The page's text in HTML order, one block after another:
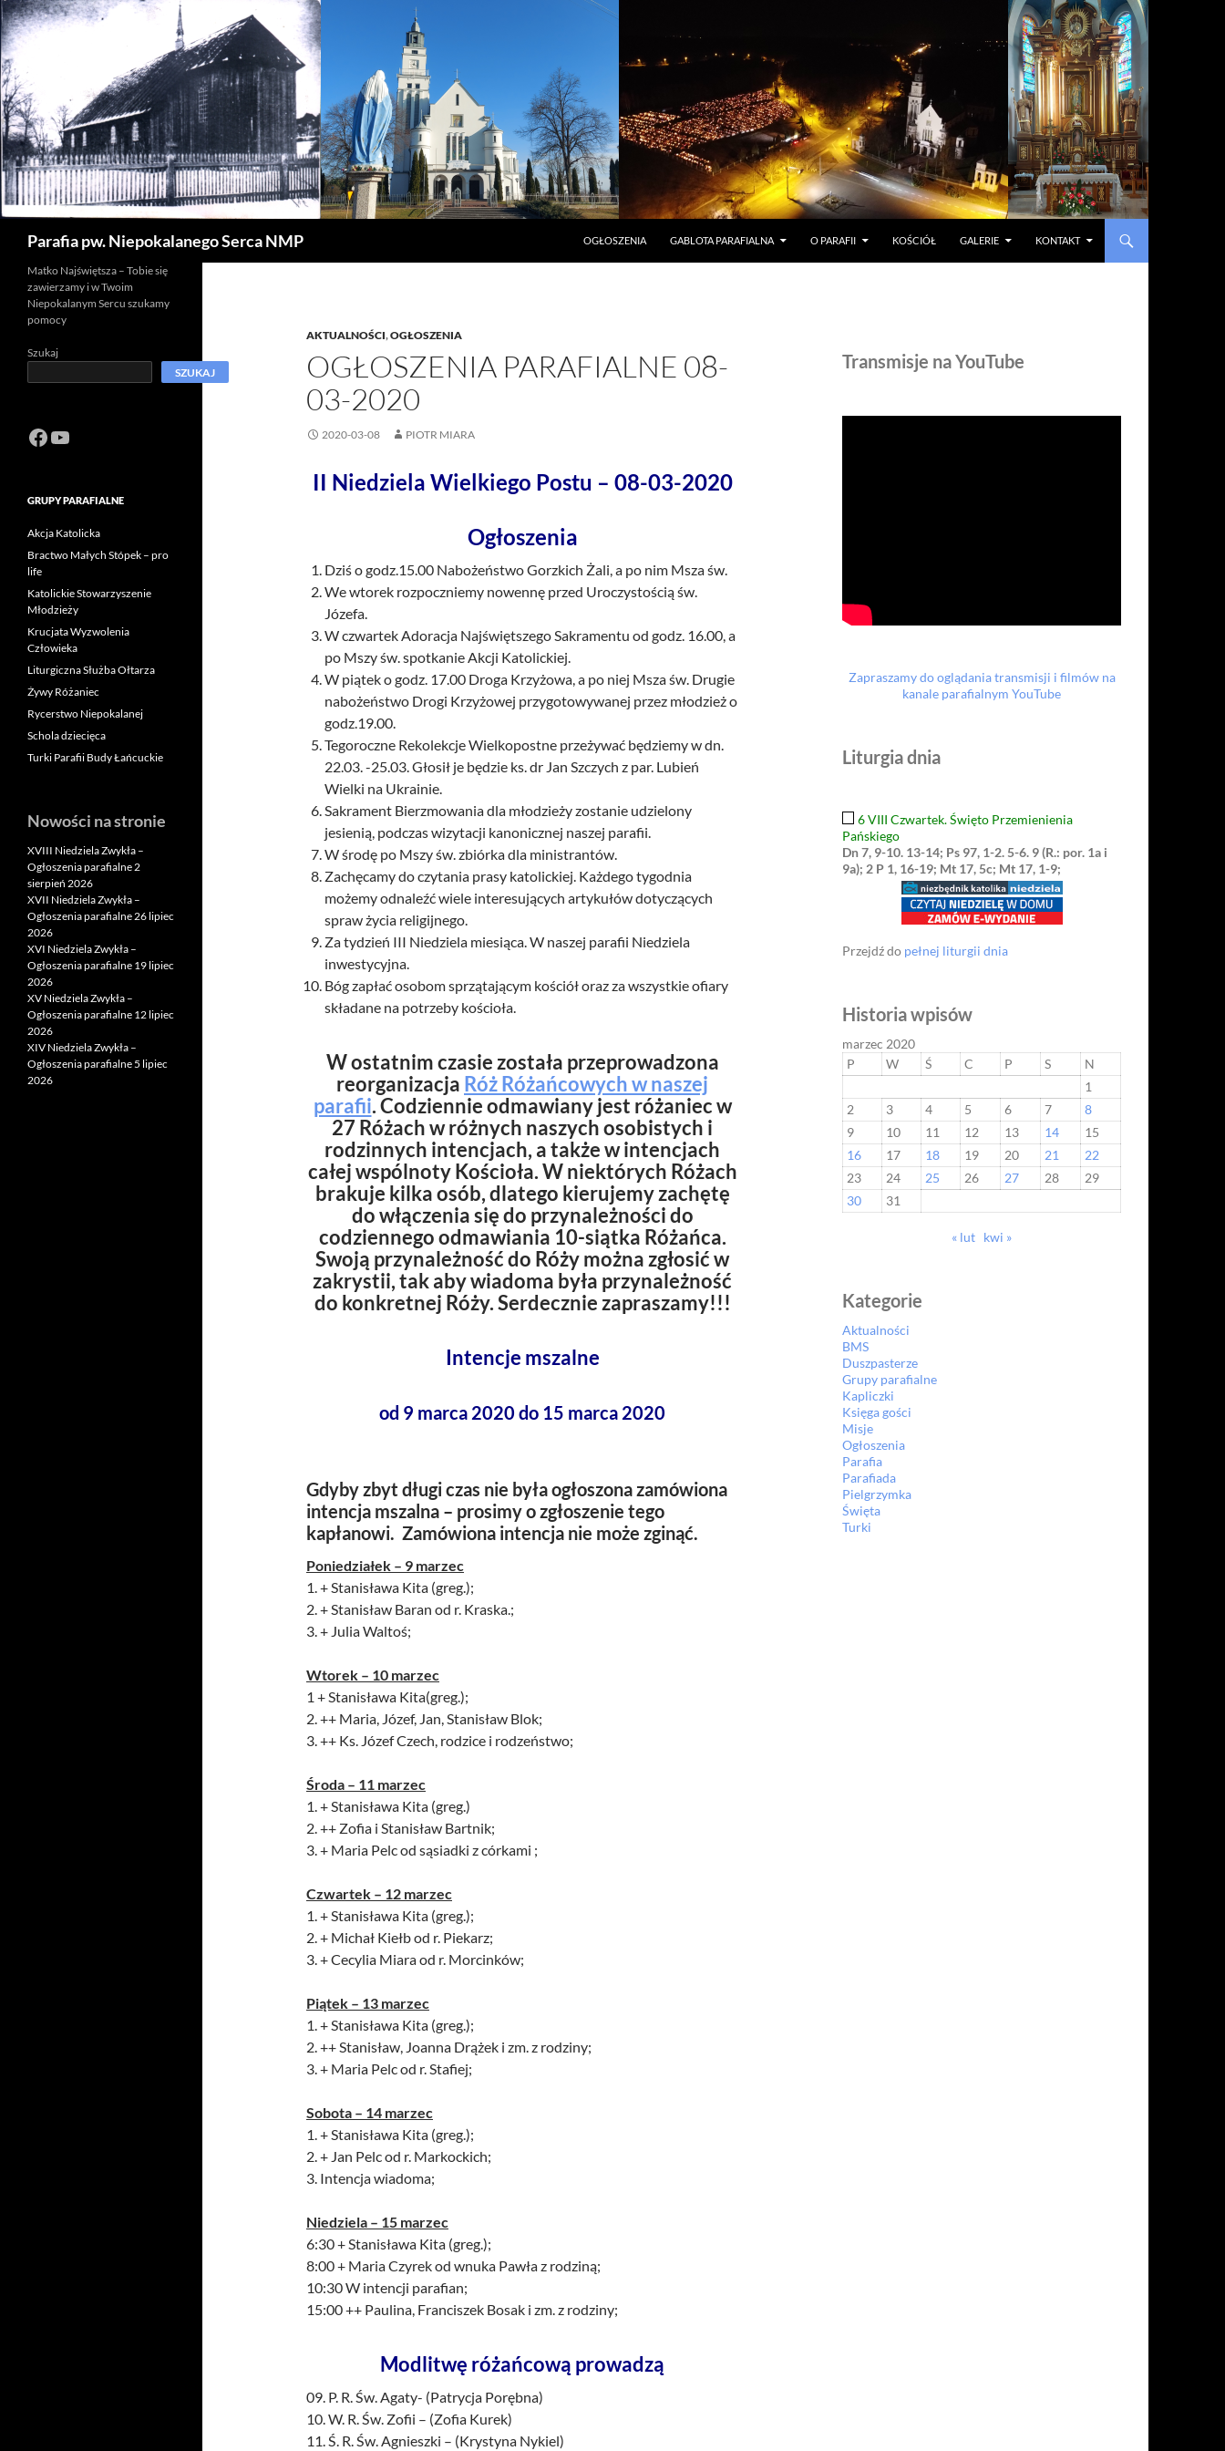
Parafia pw. Niepokalanego Serca NMP
OGŁOSZENIA
GABLOTA PARAFIALNA O PARAFII KOŚCIÓŁ GALERIE KONTAKT
AKTUALNOŚCI,OGŁOSZENIA
OGŁOSZENIA PARAFIALNE 08-
03-2020
2020-03-08 PIOTR MIARA
II Niedziela Wielkiego Postu – 08-03-2020
Ogłoszenia
Dziś o godz.15.00 Nabożeństwo Gorzkich Żali, a po nim Msza św.
We wtorek rozpoczniemy nowennę przed Uroczystością św.
Józefa.
W czwartek Adoracja Najświętszego Sakramentu od godz. 16.00, a
po Mszy św. spotkanie Akcji Katolickiej.
W piątek o godz. 17.00 Droga Krzyżowa, a po niej Msza św. Drugie
nabożeństwo Drogi Krzyżowej przygotowywanej przez młodzież o
godz.19.00.
Tegoroczne Rekolekcje Wielkopostne przeżywać będziemy w dn.
22.03. -25.03. Głosił je będzie ks. dr Jan Szczych z par. Lubień
Wielki na Ukrainie.
Sakrament Bierzmowania dla młodzieży zostanie udzielony
jesienią, podczas wizytacji kanonicznej naszej parafii.
W środę po Mszy św. zbiórka dla ministrantów.
Zachęcamy do czytania prasy katolickiej. Każdego tygodnia
możemy odnaleźć wiele interesujących artykułów dotyczących
spraw życia religijnego.
Za tydzień III Niedziela miesiąca. W naszej parafii Niedziela
inwestycyjna.
Bóg zapłać osobom sprzątającym kościół oraz za wszystkie ofiary
składane na potrzeby kościoła.
W ostatnim czasie została przeprowadzona
reorganizacja Róż Różańcowych w naszej
parafii. Codziennie odmawiany jest różaniec w
27 Różach w różnych naszych osobistych i
rodzinnych intencjach, a także w intencjach
całej wspólnoty Kościoła. W niektórych Różach
brakuje kilka osób, dlatego kierujemy zachętę
do włączenia się do przynależności do
codziennego odmawiania 10-siątka Różańca.
Swoją przynależność do Róży można zgłosić w
zakrystii, tak aby wiadoma była przynależność
do konkretnej Róży. Serdecznie zapraszamy!!!
Intencje mszalne
od 9 marca 2020 do 15 marca 2020
Gdyby zbyt długi czas nie była ogłoszona zamówiona
intencja mszalna – prosimy o zgłoszenie tego
kapłanowi. Zamówiona intencja nie może zginąć.
Poniedziałek – 9 marzec
1. + Stanisława Kita (greg.);
2. + Stanisław Baran od r. Kraska.;
3. + Julia Waltoś;
Wtorek – 10 marzec
1 + Stanisława Kita(greg.);
2. ++ Maria, Józef, Jan, Stanisław Blok;
3. ++ Ks. Józef Czech, rodzice i rodzeństwo;
Środa – 11 marzec
1. + Stanisława Kita (greg.)
2. ++ Zofia i Stanisław Bartnik;
3. + Maria Pelc od sąsiadki z córkami ;
Czwartek – 12 marzec
1. + Stanisława Kita (greg.);
2. + Michał Kiełb od r. Piekarz;
3. + Cecylia Miara od r. Morcinków;
Piątek – 13 marzec
1. + Stanisława Kita (greg.);
2. ++ Stanisław, Joanna Drążek i zm. z rodziny;
3. + Maria Pelc od r. Stafiej;
Sobota – 14 marzec
1. + Stanisława Kita (greg.);
2. + Jan Pelc od r. Markockich;
3. Intencja wiadoma;
Niedziela – 15 marzec
6:30 + Stanisława Kita (greg.);
8:00 + Maria Czyrek od wnuka Pawła z rodziną;
10:30 W intencji parafian;
15:00 ++ Paulina, Franciszek Bosak i zm. z rodziny;
Modlitwę różańcową prowadzą
09. P. R. Św. Agaty- (Patrycja Porębna)
10. W. R. Św. Zofii – (Zofia Kurek)
11. Ś. R. Św. Agnieszki – (Krystyna Nykiel)
Transmisje na YouTube
Zapraszamy do oglądania transmisji i filmów na
kanale parafialnym YouTube
Liturgia dnia
6 VIII Czwartek. Święto Przemienienia
Pańskiego
Dn 7, 9-10. 13-14; Ps 97, 1-2. 5-6. 9 (R.: por. 1a i
9a); 2 P 1, 16-19; Mt 17, 5c; Mt 17, 1-9;
Przejdź do pełnej liturgii dnia
Historia wpisów
marzec 2020
P
W Ś C P S
N
1
2
3 4 5 6 7
8
9
10 11 12 13 14
15
16
17 18 19 20 21
22
23
24 25 26 27 28
29
30
31
« lut kwi »
Kategorie
Aktualności
BMS
Duszpasterze
Grupy parafialne
Kapliczki
Księga gości
Misje
Ogłoszenia
Parafia
Parafiada
Pielgrzymka
Święta
Turki
Matko Najświętsza – Tobie się
zawierzamy i w Twoim
Niepokalanym Sercu szukamy
pomocy
Szukaj
SZUKAJ
Facebook
https://www.youtube.com/channel/UCeN8ciSo_a79igwmwNXx2qw
GRUPY PARAFIALNE
Akcja Katolicka
Bractwo Małych Stópek – pro
life
Katolickie Stowarzyszenie
Młodzieży
Krucjata Wyzwolenia
Człowieka
Liturgiczna Służba Ołtarza
Żywy Różaniec
Rycerstwo Niepokalanej
Schola dziecięca
Turki Parafii Budy Łańcuckie
Nowości na stronie
XVIII Niedziela Zwykła –
Ogłoszenia parafialne 2
sierpień 2026
XVII Niedziela Zwykła –
Ogłoszenia parafialne 26 lipiec
2026
XVI Niedziela Zwykła –
Ogłoszenia parafialne 19 lipiec
2026
XV Niedziela Zwykła –
Ogłoszenia parafialne 12 lipiec
2026
XIV Niedziela Zwykła –
Ogłoszenia parafialne 5 lipiec
2026